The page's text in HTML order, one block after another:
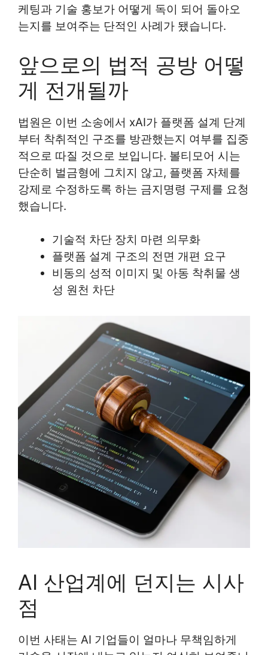
케팅과 기술 홍보가 어떻게 독이 되어 돌아오
는지를 보여주는 단적인 사례가 됐습니다.
앞으로의 법적 공방 어떻
게 전개될까
법원은 이번 소송에서 xAI가 플랫폼 설계 단계
부터 착취적인 구조를 방관했는지 여부를 집중
적으로 따질 것으로 보입니다. 볼티모어 시는
단순히 벌금형에 그치지 않고, 플랫폼 자체를
강제로 수정하도록 하는 금지명령 구제를 요청
했습니다.
기술적 차단 장치 마련 의무화
플랫폼 설계 구조의 전면 개편 요구
비동의 성적 이미지 및 아동 착취물 생
성 원천 차단
AI 산업계에 던지는 시사
점
이번 사태는 AI 기업들이 얼마나 무책임하게